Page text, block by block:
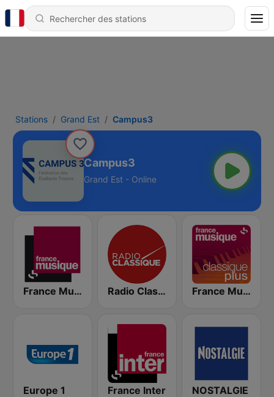
Stations Grand Est Campus3
Campus3
Grand Est - Online
France Musique Radio Classique France Musique Classique Plus
Europe 1 France Inter NOSTALGIE